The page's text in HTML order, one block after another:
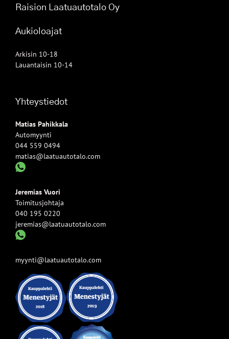
Raision Laatuautotalo Oy
Aukioloajat
Arkisin 10-18
Lauantaisin 10-14
Yhteystiedot
Matias Pahikkala
Automyynti
044 559 0494
matias@laatuautotalo.com
Jeremias Vuori
Toimitusjohtaja
040 195 0220
jeremias@laatuautotalo.com
myynti@laatuautotalo.com